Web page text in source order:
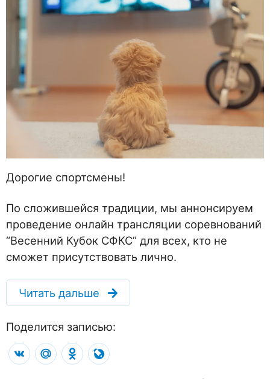
Дорогие спортсмены!
По сложившейся традиции, мы аннонсируем
проведение онлайн трансляции соревнований
“Весенний Кубок СФКС” для всех, кто не
сможет присутствовать лично.
Читать дальше
Поделится записью:
VK Mail.RuOdnoklassniki